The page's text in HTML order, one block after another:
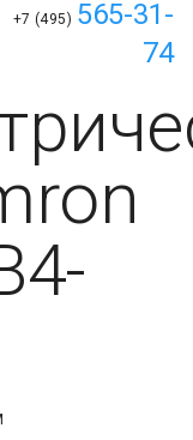
+7 (495) 565-31-
74